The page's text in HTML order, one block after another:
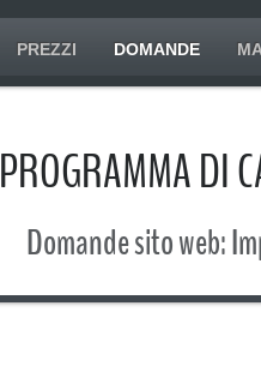
PREZZI DOMANDE
PROGRAMMA DI
Domande sito web: